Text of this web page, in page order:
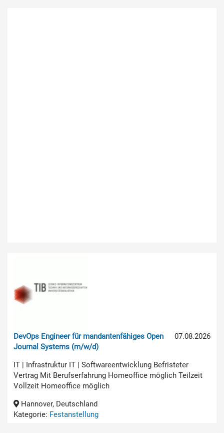
07.08.2026
DevOps Engineer für mandantenfähiges Open
Journal Systems (m/w/d)
IT | Infrastruktur IT | Softwareentwicklung Befristeter
Vertrag Mit Berufserfahrung Homeoffice möglich Teilzeit
Vollzeit Homeoffice möglich
Hannover, Deutschland
Kategorie: Festanstellung